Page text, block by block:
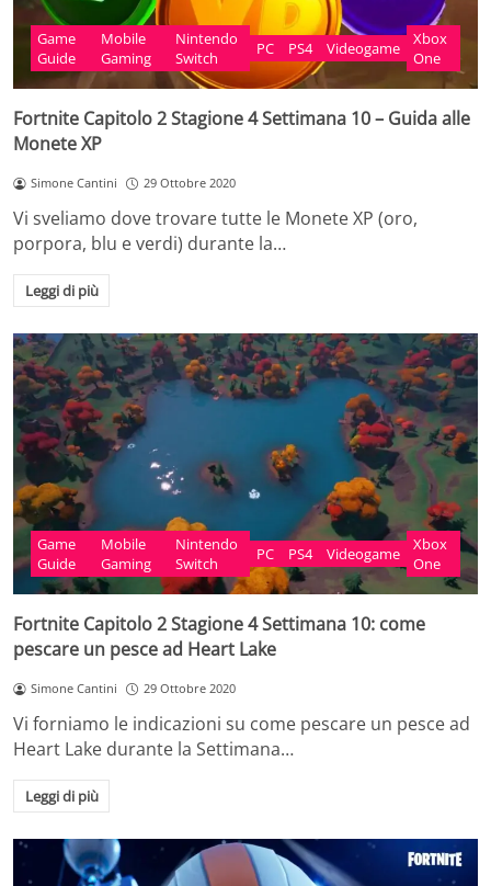
Game
Guide
Mobile
Gaming
Nintendo
Switch
PC PS4 Videogame
Xbox
One
Fortnite Capitolo 2 Stagione 4 Settimana 10 – Guida alle
Monete XP
Simone Cantini 29 Ottobre 2020
Vi sveliamo dove trovare tutte le Monete XP (oro,
porpora, blu e verdi) durante la…
Leggi di più
Game
Guide
Mobile
Gaming
Nintendo
Switch
PC PS4 Videogame
Xbox
One
Fortnite Capitolo 2 Stagione 4 Settimana 10: come
pescare un pesce ad Heart Lake
Simone Cantini 29 Ottobre 2020
Vi forniamo le indicazioni su come pescare un pesce ad
Heart Lake durante la Settimana…
Leggi di più